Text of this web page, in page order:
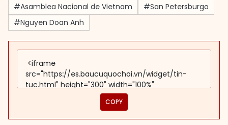
#Asamblea Nacional de Vietnam
#San Petersburgo
#Nguyen Doan Anh
COPY